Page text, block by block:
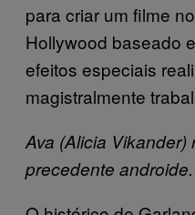
para criar um filme
Hollywood baseado
efeitos especiais
magistralmente
Ava (Alicia
precedente androide.